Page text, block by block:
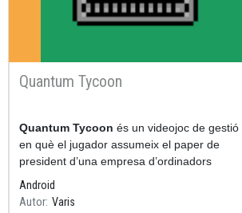
Quantum Tycoon
Resum
Quantum Tycoon és un videojoc de gestió
en què el jugador assumeix el paper de
president d’una empresa d’ordinadors
quàntics i ha de fer créixer el seu negoci dins
el mercat de la
Android
Autor Varis